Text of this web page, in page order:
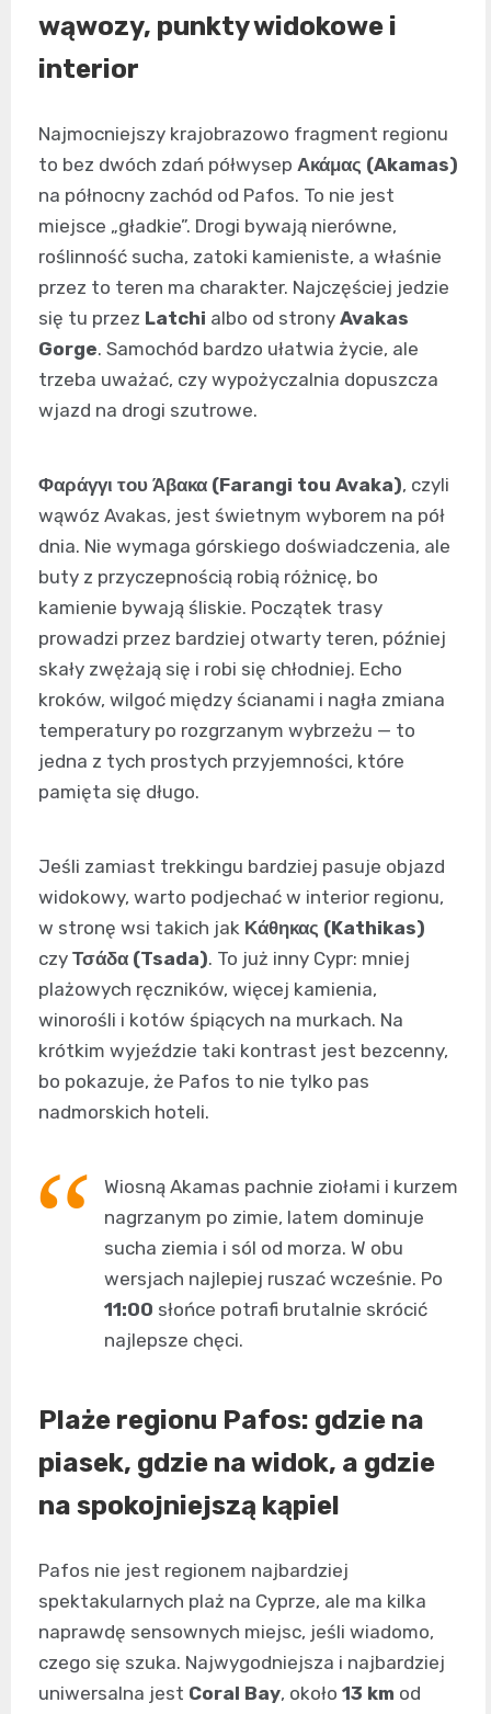
wąwozy, punkty widokowe i
interior
Najmocniejszy krajobrazowo fragment regionu
to bez dwóch zdań półwysep Ακάμας (Akamas)
na północny zachód od Pafos. To nie jest
miejsce „gładkie”. Drogi bywają nierówne,
roślinność sucha, zatoki kamieniste, a właśnie
przez to teren ma charakter. Najczęściej jedzie
się tu przez Latchi albo od strony Avakas
Gorge. Samochód bardzo ułatwia życie, ale
trzeba uważać, czy wypożyczalnia dopuszcza
wjazd na drogi szutrowe.
Φαράγγι του Άβακα (Farangi tou Avaka), czyli
wąwóz Avakas, jest świetnym wyborem na pół
dnia. Nie wymaga górskiego doświadczenia, ale
buty z przyczepnością robią różnicę, bo
kamienie bywają śliskie. Początek trasy
prowadzi przez bardziej otwarty teren, później
skały zwężają się i robi się chłodniej. Echo
kroków, wilgoć między ścianami i nagła zmiana
temperatury po rozgrzanym wybrzeżu — to
jedna z tych prostych przyjemności, które
pamięta się długo.
Jeśli zamiast trekkingu bardziej pasuje objazd
widokowy, warto podjechać w interior regionu,
w stronę wsi takich jak Κάθηκας (Kathikas)
czy Τσάδα (Tsada). To już inny Cypr: mniej
plażowych ręczników, więcej kamienia,
winorośli i kotów śpiących na murkach. Na
krótkim wyjeździe taki kontrast jest bezcenny,
bo pokazuje, że Pafos to nie tylko pas
nadmorskich hoteli.
Wiosną Akamas pachnie ziołami i kurzem
nagrzanym po zimie, latem dominuje
sucha ziemia i sól od morza. W obu
wersjach najlepiej ruszać wcześnie. Po
11:00 słońce potrafi brutalnie skrócić
najlepsze chęci.
Plaże regionu Pafos: gdzie na
piasek, gdzie na widok, a gdzie
na spokojniejszą kąpiel
Pafos nie jest regionem najbardziej
spektakularnych plaż na Cyprze, ale ma kilka
naprawdę sensownych miejsc, jeśli wiadomo,
czego się szuka. Najwygodniejsza i najbardziej
uniwersalna jest Coral Bay, około 13 km od